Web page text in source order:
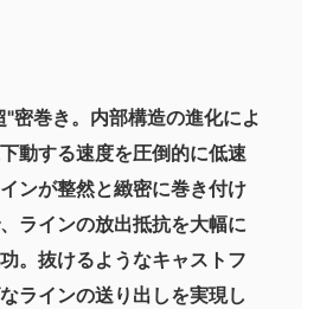
密巻き。内部構造の進化によ
動する速度を圧倒的に低速
ンが整然と緻密に巻き付け
ラインの放出抵抗を大幅に
。抜けるようなキャストフ
ラインの送り出しを実現し